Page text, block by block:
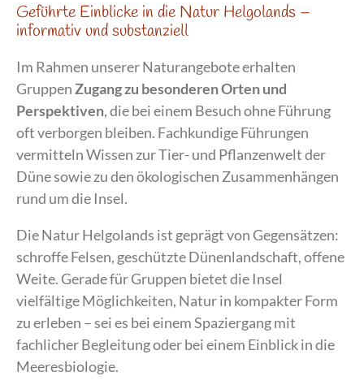
Geführte Einblicke in die Natur Helgolands –
informativ und substanziell
Im Rahmen unserer Naturangebote erhalten
GruppenZugang zu besonderen Orten und
Perspektiven, die bei einem Besuch ohne Führung
oft verborgen bleiben. Fachkundige Führungen
vermitteln Wissen zur Tier- und Pflanzenwelt der
Düne sowie zu den ökologischen Zusammenhängen
rund um die Insel.
Die Natur Helgolands ist geprägt von Gegensätzen:
schroffe Felsen, geschützte Dünenlandschaft, offene
Weite. Gerade für Gruppen bietet die Insel
vielfältige Möglichkeiten, Natur in kompakter Form
zu erleben – sei es bei einem Spaziergang mit
fachlicher Begleitung oder bei einem Einblick in die
Meeresbiologie.